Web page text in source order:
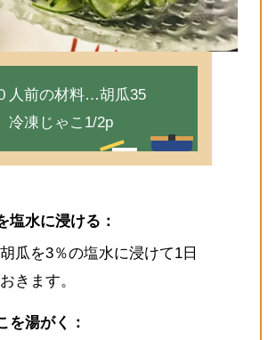
人前の材料…胡瓜35
冷凍じゃこ1/2p
塩水に浸ける：
胡瓜を3％の塩水に浸けて1日
おきます。
を湯がく：